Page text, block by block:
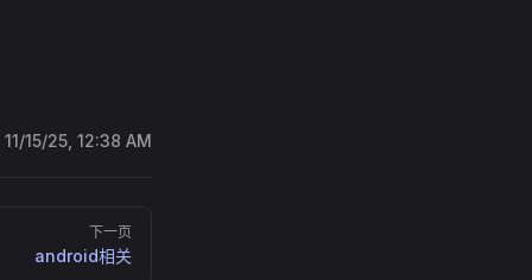
11/15/25, 12:38 AM
下一页
android相关